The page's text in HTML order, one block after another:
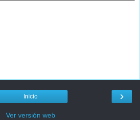
›
Inicio
Ver versión web